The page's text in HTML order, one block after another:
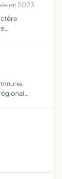
en 2023